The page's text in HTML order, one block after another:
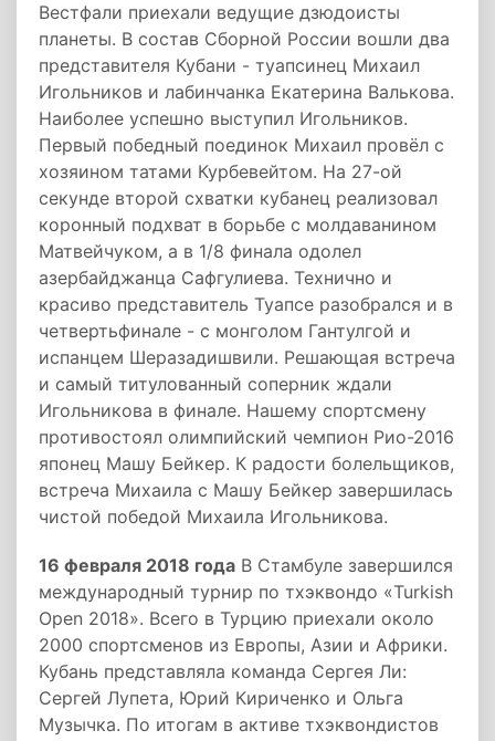
Вестфали приехали ведущие дзюдоисты
планеты. В состав Сборной России вошли два
представителя Кубани - туапсинец Михаил
Игольников и лабинчанка Екатерина Валькова.
Наиболее успешно выступил Игольников.
Первый победный поединок Михаил провёл с
хозяином татами Курбевейтом. На 27-ой
секунде второй схватки кубанец реализовал
коронный подхват в борьбе с молдаванином
Матвейчуком, а в 1/8 финала одолел
азербайджанца Сафгулиева. Технично и
красиво представитель Туапсе разобрался и в
четвертьфинале - с монголом Гантулгой и
испанцем Шеразадишвили. Решающая встреча
и самый титулованный соперник ждали
Игольникова в финале. Нашему спортсмену
противостоял олимпийский чемпион Рио-2016
японец Машу Бейкер. К радости болельщиков,
встреча Михаила с Машу Бейкер завершилась
чистой победой Михаила Игольникова.
16 февраля 2018 года В Стамбуле завершился
международный турнир по тхэквондо «Turkish
Open 2018». Всего в Турцию приехали около
2000 спортсменов из Европы, Азии и Африки.
Кубань представляла команда Сергея Ли:
Сергей Лупета, Юрий Кириченко и Ольга
Музычка. По итогам в активе тхэквондистов